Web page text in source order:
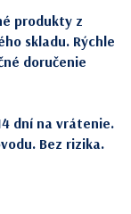
produkty z
skladu. Rýchle
doručenie
dní na vrátenie.
Bez rizika.